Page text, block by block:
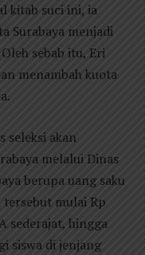
kitab suci ini, ia
Surabaya menjadi
sebab itu, Eri
menambah kuota
seleksi akan
melalui Dinas
berupa uang saku
tersebut mulai Rp
sederajat, hingga
siswa di jenjang